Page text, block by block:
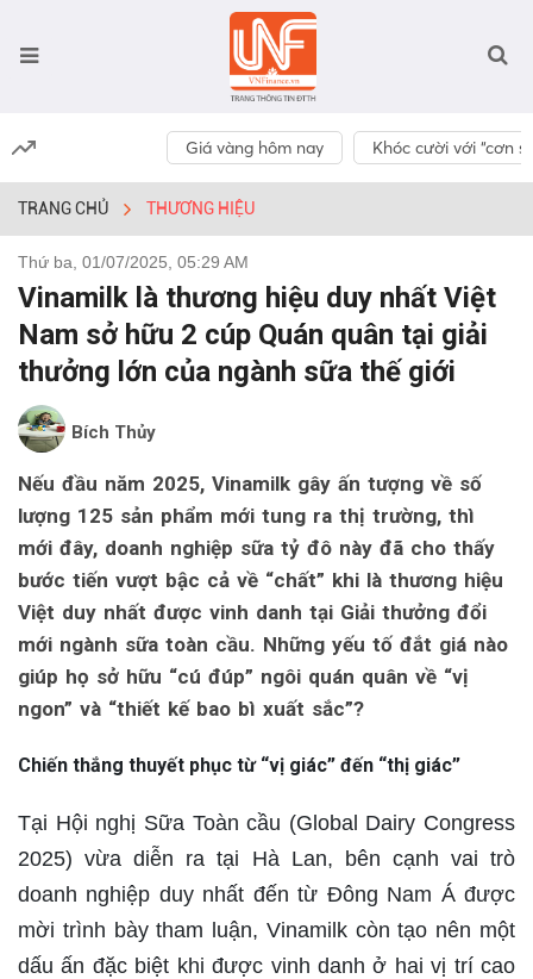
Giá vàng hôm nay Khóc cười với “cơn
TRANG CHỦ THƯƠNG HIỆU
Thứ ba, 01/07/2025, 05:29 AM
Vinamilk là thương hiệu duy nhất Việt
Nam sở hữu 2 cúp Quán quân tại giải
thưởng lớn của ngành sữa thế giới
Bích Thủy
Nếu đầu năm 2025, Vinamilk gây ấn tượng về số
lượng 125 sản phẩm mới tung ra thị trường, thì
mới đây, doanh nghiệp sữa tỷ đô này đã cho thấy
bước tiến vượt bậc cả về “chất” khi là thương hiệu
Việt duy nhất được vinh danh tại Giải thưởng đổi
mới ngành sữa toàn cầu. Những yếu tố đắt giá nào
giúp họ sở hữu “cú đúp” ngôi quán quân về “vị
ngon” và “thiết kế bao bì xuất sắc”?
Chiến thắng thuyết phục từ“vị giác” đến “thị giác”
Tại Hội nghị Sữa Toàn cầu (Global Dairy Congress
2025) vừa diễn ra tại Hà Lan, bên cạnh vai trò
doanh nghiệp duy nhất đến từ Đông Nam Á được
mời trình bày tham luận, Vinamilk còn tạo nên một
dấu ấn đặc biệt khi được vinh danh ở hai vị trí cao